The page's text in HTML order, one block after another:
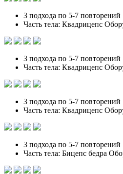
3 подхода по 5-7 повторений
Часть тела: Квадрицепс
3 подхода по 5-7 повторений
Часть тела: Квадрицепс
3 подхода по 5-7 повторений
Часть тела: Квадрицепс
3 подхода по 5-7 повторений
Часть тела: Бицепс бедра